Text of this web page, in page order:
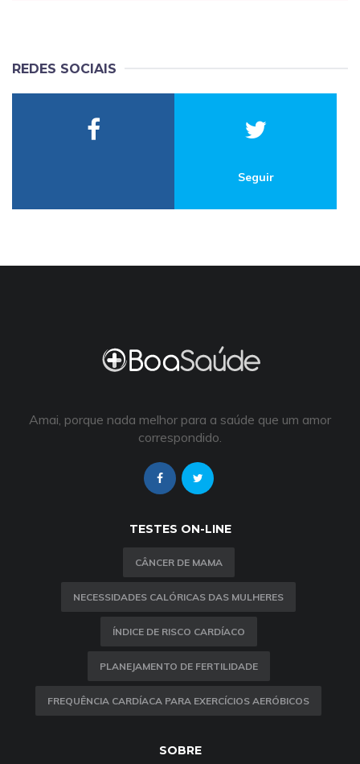
REDES SOCIAIS
Seguir
Amai, porque nada melhor para a saúde que um amor
correspondido.
TESTES ON-LINE
CÂNCER DE MAMA
NECESSIDADES CALÓRICAS DAS MULHERES
ÍNDICE DE RISCO CARDÍACO
PLANEJAMENTO DE FERTILIDADE
FREQUÊNCIA CARDÍACA PARA EXERCÍCIOS AERÓBICOS
SOBRE